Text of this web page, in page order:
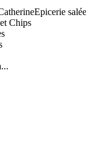
Epicerie salée
Chips